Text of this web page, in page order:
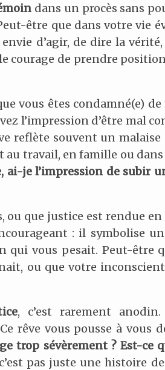
dans un procès sans
être que dans votre vie
d’agir, de dire la
courage de prendre
vous êtes condamné(e)
l’impression d’être mal
reflète souvent un
au travail, en famille ou
ai-je l’impression de subir
ou que justice est rendue
: il symbolise
qui vous pesait. Peut-être
ou que votre inconscient
, c’est rarement
rêve vous pousse à vous
trop sévèrement ? Est-ce
pas juste une histoire